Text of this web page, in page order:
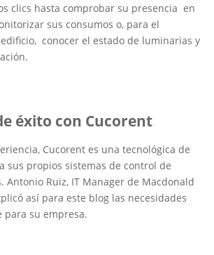
clics hasta comprobar su presencia en
sus consumos o, para el
conocer el estado de luminarias y
éxito con Cucorent
Cucorent es una tecnológica de
sus propios sistemas de control de
Antonio Ruiz, IT Manager de Macdonald
así para este blog las necesidades
para su empresa.